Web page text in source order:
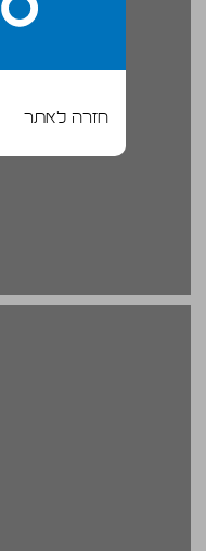
חזרה לאתר